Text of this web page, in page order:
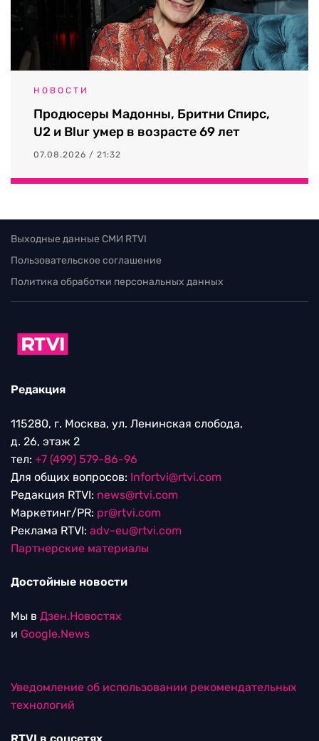
НОВОСТИ
Продюсеры Мадонны, Бритни Спирс,
U2 и Blur умер в возрасте 69 лет
07.08.2026 / 21:32
Выходные данные СМИ RTVI
Пользовательское соглашение
Политика обработки персональных данных
Редакция
115280, г. Москва, ул. Ленинская слобода,
д. 26, этаж 2
тел: +7 (499) 579-86-96
Для общих вопросов: Infortvi@rtvi.com
Редакция RTVI: news@rtvi.com
Маркетинг/PR: pr@rtvi.com
Реклама RTVI: adv-eu@rtvi.com
Партнерские материалы
Достойные новости
Мы в Дзен.Новостях
и Google.News
Уведомление об использовании рекомендательных
технологий
RTVI в соцсетях